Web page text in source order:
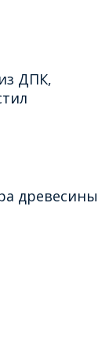
ДПК,
древесины